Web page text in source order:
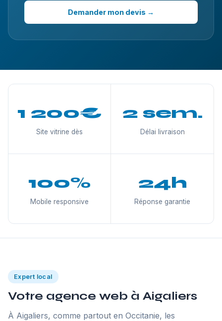
Demander mon devis →
1 200€
Site vitrine dès
2 sem.
Délai livraison
100%
Mobile responsive
24h
Réponse garantie
Expert local
Votre agence web à Aigaliers
À Aigaliers, comme partout en Occitanie, les